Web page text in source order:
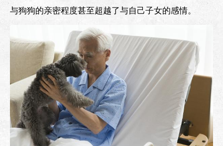
与狗狗的亲密程度甚至超越了与自己子女的感情。